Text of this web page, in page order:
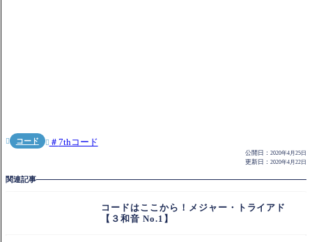
 コード  7thコード
公開日： 2020年4月25日
更新日： 2020年4月22日
関連記事
コードはここから！メジャー・トライアド
【３和音 No.1】